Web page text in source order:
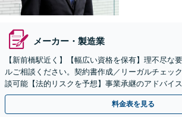
メーカー・製造業
【新前橋駅近く】【幅広い資格を保有】理不尽な
ルご相談ください。契約書作成／リーガルチェッ
談可能【法的リスクを予想】事業承継のアドバイス
料金表を見る